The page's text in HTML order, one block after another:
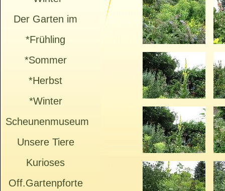
Der Garten im
*Frühling
*Sommer
*Herbst
*Winter
Scheunenmuseum
Unsere Tiere
Kurioses
Off.Gartenpforte